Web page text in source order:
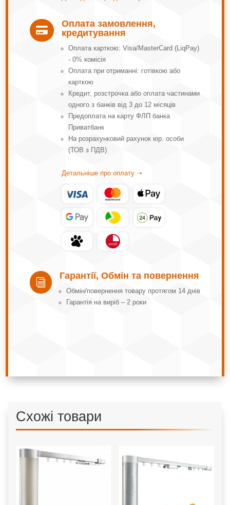

Оплата замовлення,
кредитування
Оплата карткою: Visa/MasterCard (LiqPay)
- 0% комісія
Оплата при отриманні: готівкою або
карткою
Кредит, розстрочка або оплата частинами
одного з банків від 3 до 12 місяців
Предоплата на карту ФЛП банка
Приватбанк
На розрахунковий рахунок юр. особи
(ТОВ з ПДВ)
Детальніше про оплату ➝
i
Гарантії, Обмін та повернення
Обмін/повернення товару протягом 14 днів
Гарантія на виріб – 2 роки
Схожі товари